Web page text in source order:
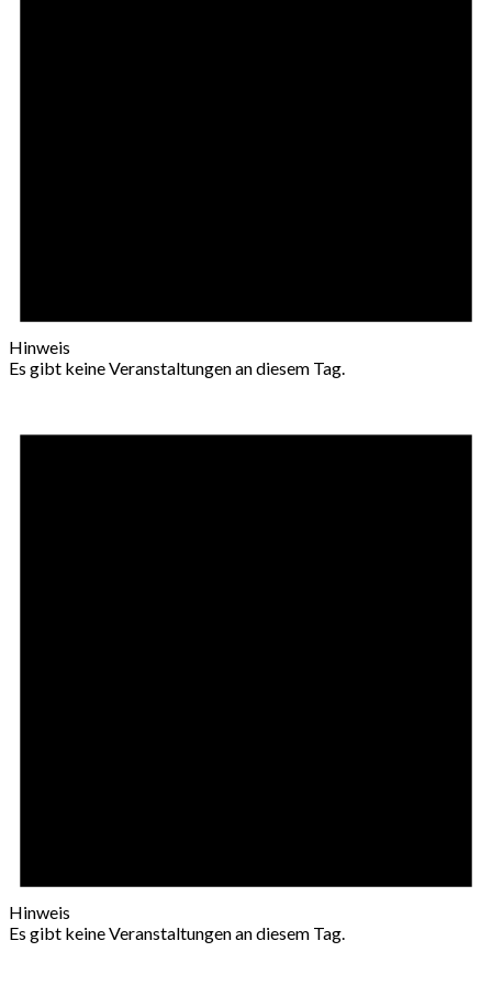
Hinweis
Es gibt keine Veranstaltungen an diesem Tag.
Hinweis
Es gibt keine Veranstaltungen an diesem Tag.